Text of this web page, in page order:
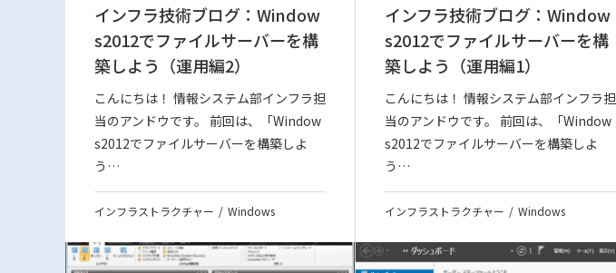
インフラ技術ブログ：Window
s2012でファイルサーバーを構
築しよう（運用編2）
こんにちは！ 情報システム部インフラ担
当のアンドウです。 前回は、「Window
s2012でファイルサーバーを構築しよ
う…
インフラストラクチャー Windows
インフラ技術ブログ：Window
s2012でファイルサーバーを構
築しよう（運用編1）
こんにちは！ 情報システム部インフラ担
当のアンドウです。 前回は、「Window
s2012でファイルサーバーを構築しよ
う…
インフラストラクチャー Windows